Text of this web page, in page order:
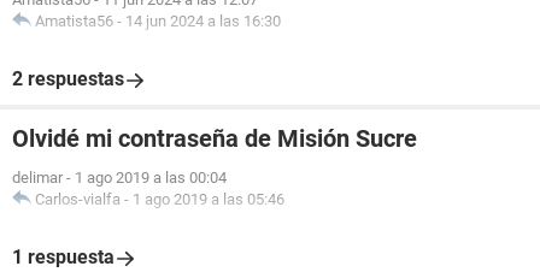
Amatista56 - 14 jun 2024 a las 16:30
2 respuestas
Olvidé mi contraseña de Misión Sucre
delimar - 1 ago 2019 a las 00:04
Carlos-vialfa - 1 ago 2019 a las 05:46
1 respuesta